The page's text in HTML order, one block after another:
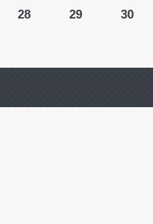
28 29
30